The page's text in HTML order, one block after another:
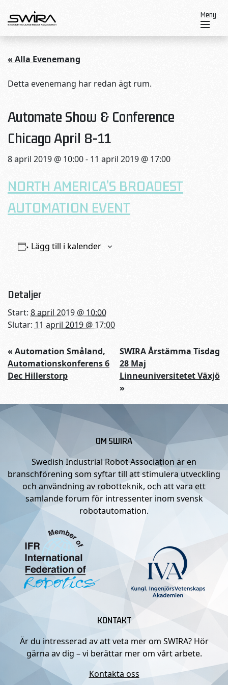
Meny
« Alla Evenemang
Detta evenemang har redan ägt rum.
Automate Show & Conference
Chicago April 8-11
8 april 2019 @ 10:00- 11 april 2019 @ 17:00
NORTH AMERICA’S BROADEST
AUTOMATION EVENT
Lägg till i kalender
Detaljer
Start: 8 april 2019 @ 10:00
Slutar: 11 april 2019 @ 17:00
« Automation Småland,
Automationskonferens 6
Dec Hillerstorp
SWIRA Årstämma Tisdag
28 Maj
Linneuniversitetet Växjö
»
OM SWIRA
Swedish Industrial Robot Association är en
branschförening som syftar till att stimulera utveckling
och användning av robotteknik, och att vara ett
samlande forum för intressenter inom svensk
robotautomation.
KONTAKT
Är du intresserad av att veta mer om SWIRA? Hör
gärna av dig – vi berättar mer om vårt arbete.
Kontakta oss